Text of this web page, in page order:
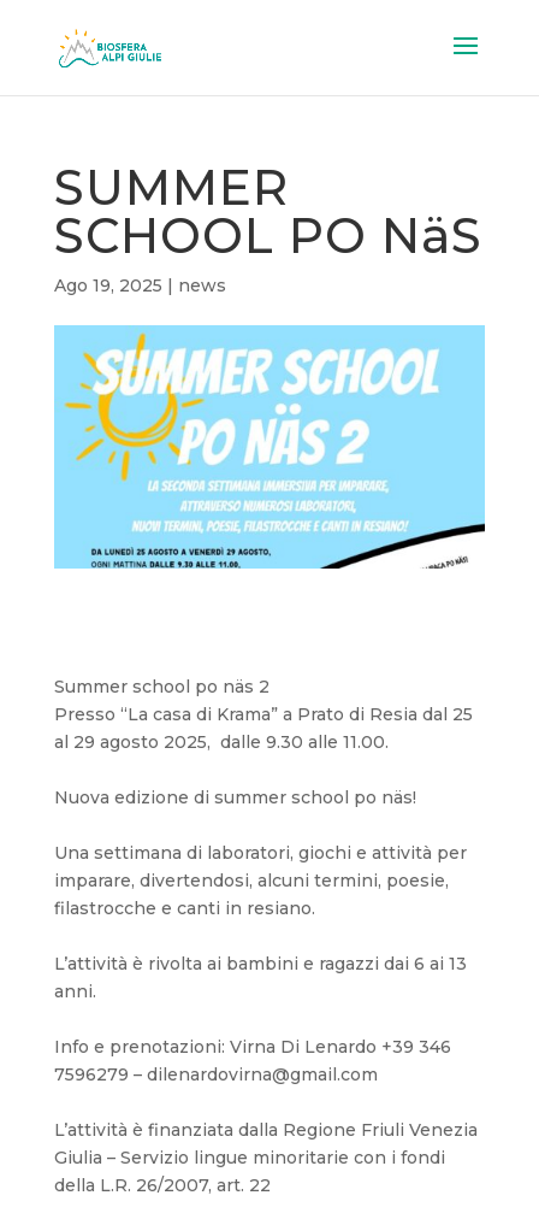
SUMMER
SCHOOL PO NäS
Ago 19, 2025 | news
Summer school po näs 2
Presso “La casa di Krama” a Prato di Resia dal 25
al 29 agosto 2025, dalle 9.30 alle 11.00.
Nuova edizione di summer school po näs!
Una settimana di laboratori, giochi e attività per
imparare, divertendosi, alcuni termini, poesie,
filastrocche e canti in resiano.
L’attività è rivolta ai bambini e ragazzi dai 6 ai 13
anni.
Info e prenotazioni: Virna Di Lenardo +39 346
7596279 – dilenardovirna@gmail.com
L’attività è finanziata dalla Regione Friuli Venezia
Giulia – Servizio lingue minoritarie con i fondi
della L.R. 26/2007, art. 22